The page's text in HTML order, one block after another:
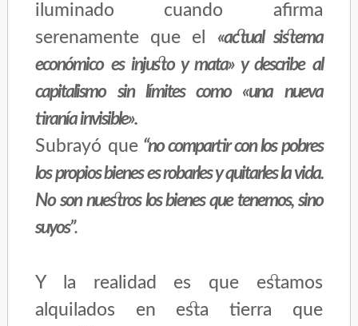
iluminado cuando afirma
serenamente que el «actual sistema
económico es injusto y mata» y describe al
capitalismo sin límites como «una nueva
tiranía invisible».
Subrayó que “no compartir con los pobres
los propios bienes es robarles y quitarles la vida.
No son nuestros los bienes que tenemos, sino
suyos”.
Y la realidad es que estamos
alquilados en esta tierra que